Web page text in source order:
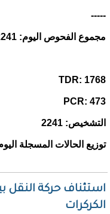
-----
مجموع الفحوص اليوم: 2241
TDR: 1768
PCR: 473
التشخيص: 2241
توزيع الحالات المسجلة
استئناف حركة النقل
الكركرات